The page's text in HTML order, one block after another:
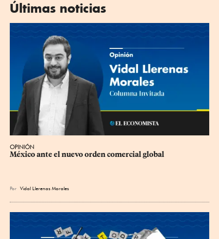
Últimas noticias
OPINIÓN
México ante el nuevo orden comercial global
Por Vidal Llerenas Morales